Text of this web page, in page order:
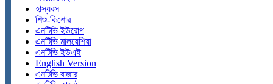
হাস্যরস
শিশু-কিশোর
এনটিভি ইউরোপ
এনটিভি মালয়েশিয়া
এনটিভি ইউএই
English Version
এনটিভি বাজার